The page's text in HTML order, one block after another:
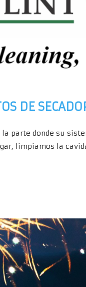
DE
parte donde su
limpiamos la